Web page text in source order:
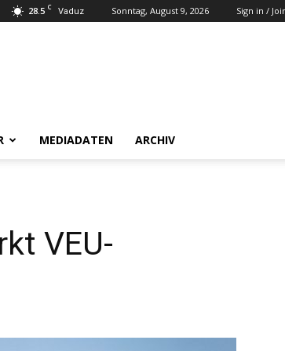
28.5 C Vaduz Sonntag, August 9, 2026 Sign in /
MEDIADATEN ARCHIV
VEU-